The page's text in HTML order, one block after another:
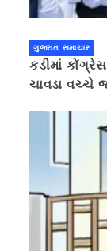
ગુજરાત સમાચાર
કડીમાં
ચાવડા વચ્ચે